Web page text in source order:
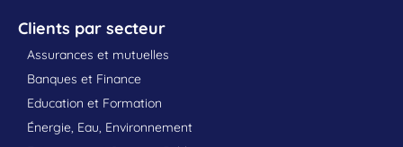
Clients par secteur
Assurances et mutuelles
Banques et Finance
Education et Formation
Énergie, Eau, Environnement